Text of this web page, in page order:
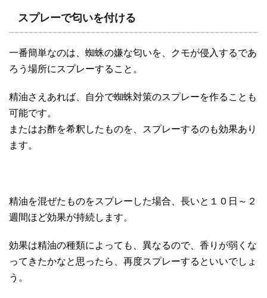
スプレーで匂いを付ける
一番簡単なのは、蜘蛛の嫌な匂いを、クモが侵入するであ
ろう場所にスプレーすること。
精油さえあれば、自分で蜘蛛対策のスプレーを作ることも
可能です。
またはお酢を希釈したものを、スプレーするのも効果あり
ます。
精油を混ぜたものをスプレーした場合、長いと１０日～２
週間ほど効果が持続します。
効果は精油の種類によっても、異なるので、香りが弱くな
ってきたかなと思ったら、再度スプレーするといいでしょ
う。